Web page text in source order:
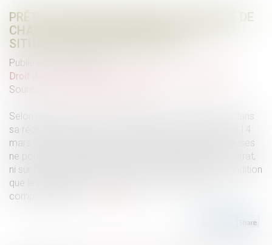
PRÊT EN DEVISE ÉTRANGÈRE : LE RISQUE DE
CHANGE S’APPRÉCIE AU REGARD DE LA
SITUATION DE L’EMPRUNTEUR
Publié le :
Droit de la consommation
Source :
Selon l’article L.132-1 du Code de la consommation, dans
sa rédaction antérieure à l’ordonnance n°2016-301 du 14
mars 2016, l’appréciation du caractère abusif des clauses
ne porte pas sur la définition de l’objet principal du contrat,
ni sur l’adéquation du prix ou de la rémunération, à condition
que les clauses soient rédigées de manière claire et
compréhensible...